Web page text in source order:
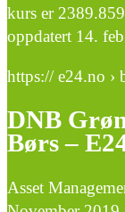
kurs er
oppdatert 14.
https:// e24.no ›
DNB
Børs –
Asset